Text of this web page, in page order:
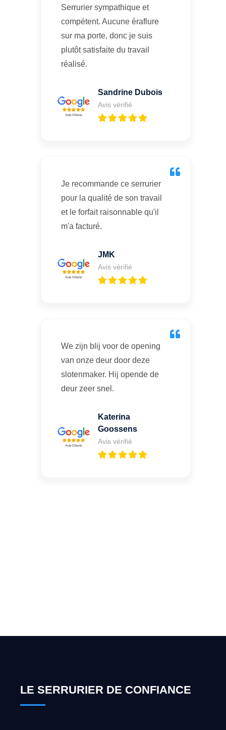
Serrurier sympathique et
compétent. Aucune éraflure
sur ma porte, donc je suis
plutôt satisfaite du travail
réalisé.
Sandrine Dubois
Avis vérifié
Je recommande ce serrurier
pour la qualité de son travail
et le forfait raisonnable qu'il
m'a facturé.
JMK
Avis vérifié
We zijn blij voor de opening
van onze deur door deze
slotenmaker. Hij opende de
deur zeer snel.
Katerina
Goossens
Avis vérifié
LE SERRURIER DE CONFIANCE